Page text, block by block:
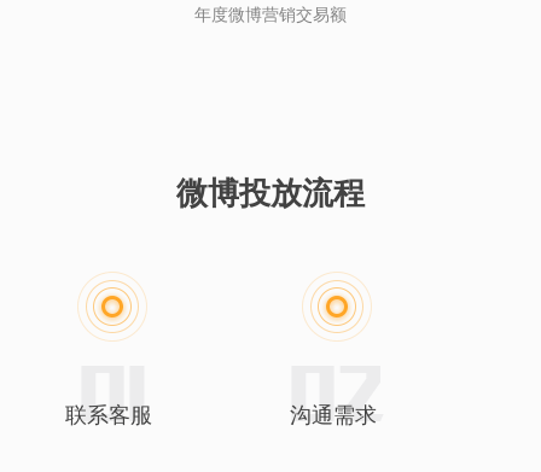
年度微博营销交易额
微博投放流程
联系客服 沟通需求